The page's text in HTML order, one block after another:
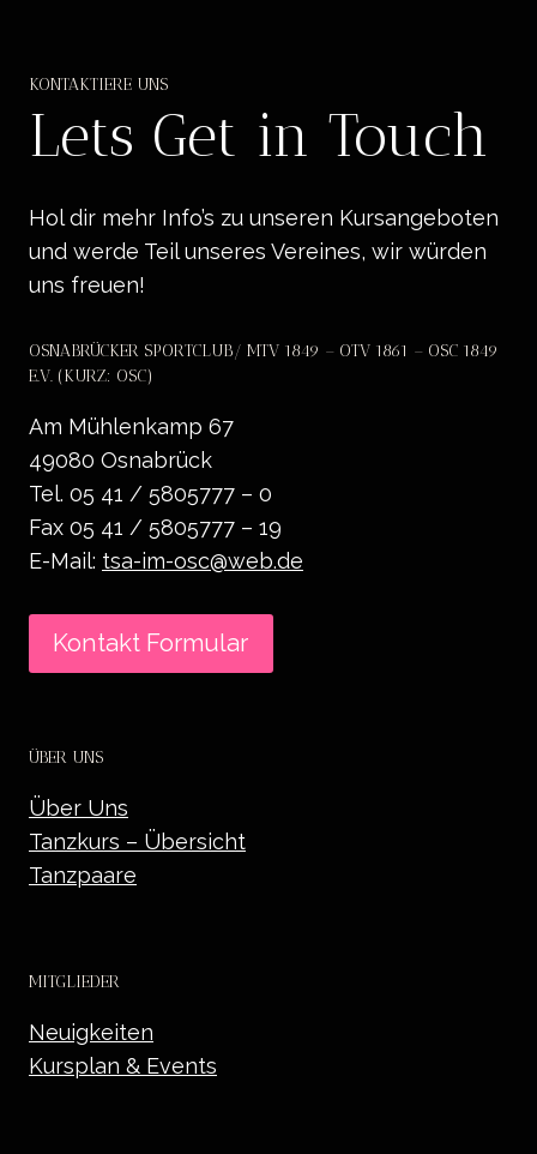
KONTAKTIERE UNS
Lets Get in Touch
Hol dir mehr Info’s zu unseren Kursangeboten
und werde Teil unseres Vereines, wir würden
uns freuen!
OSNABRÜCKER SPORTCLUB/ MTV 1849 – OTV 1861 – OSC 1849
E.V. (KURZ: OSC)
Am Mühlenkamp 67
49080 Osnabrück
Tel. 05 41 / 5805777 – 0
Fax 05 41 / 5805777 – 19
E-Mail: tsa-im-osc@web.de
Kontakt Formular
ÜBER UNS
Über Uns
Tanzkurs – Übersicht
Tanzpaare
MITGLIEDER
Neuigkeiten
Kursplan & Events